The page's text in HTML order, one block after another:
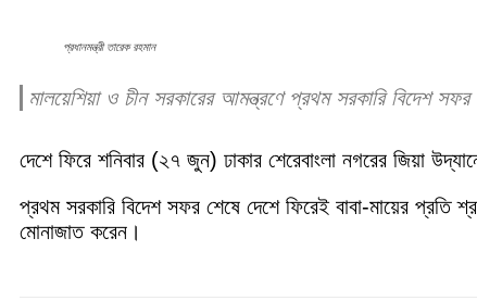
প্রধানমন্ত্রী তারেক রহমান
মালয়েশিয়া ও চীন সরকারের আমন্ত্রণে প্রথম সরকারি বিদেশ
দেশে ফিরে শনিবার (২৭ জুন) ঢাকার শেরেবাংলা নগরের জিয়া
প্রথম সরকারি বিদেশ সফর শেষে দেশে ফিরেই বাবা-মায়ের প্রতি
মোনাজাত করেন।